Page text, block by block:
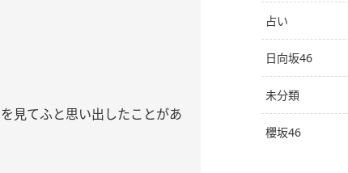
見てふと思い出したことがあ
占い
日向坂46
未分類
櫻坂46